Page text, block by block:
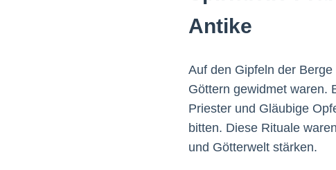
Antike
Auf den Gipfeln der
Göttern gewidmet waren.
Priester und Gläubige
bitten. Diese Rituale
und Götterwelt stärken.